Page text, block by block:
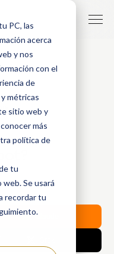
PC, las
acerca
y nos
con el
de
métricas
sitio web y
más
política de
tu
Se usará
recordar tu
Claude